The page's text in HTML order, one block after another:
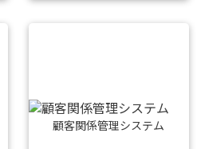
顧客関係管理システム